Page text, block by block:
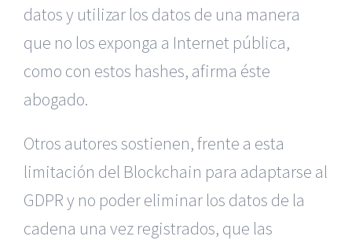
datos y utilizar los datos de una manera
que no los exponga a Internet pública,
como con estos hashes, afirma éste
abogado.
Otros autores sostienen, frente a esta
limitación del Blockchain para adaptarse al
GDPR y no poder eliminar los datos de la
cadena una vez registrados, que las